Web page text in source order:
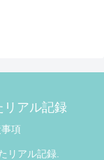
リアル記録
項
リアル記録.